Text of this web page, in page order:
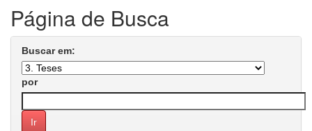
Página de Busca
Buscar em:
por